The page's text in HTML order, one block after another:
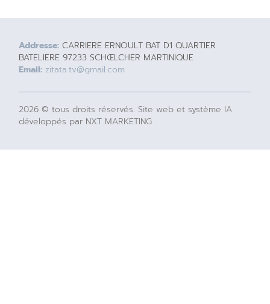
Addresse: CARRIERE ERNOULT BAT D1 QUARTIER
BATELIERE 97233 SCHŒLCHER MARTINIQUE
Email: zitata.tv@gmail.com
2026 © tous droits réservés. Site web et système IA
développés par NXT MARKETING